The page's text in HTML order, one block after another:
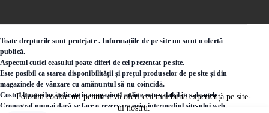
Folosim cookie-uri pentru a vă oferi cea mai bună experiență pe site-
ul nostru.
Toate drepturile sunt protejate . Informațiile de pe site nu sunt o ofertă
publică.
Aspectul cutiei ceasului poate diferi de cel prezentat pe site.
Este posibil ca starea disponibilității și prețul produselor de pe site și din
magazinele de vânzare cu amănuntul să nu coincidă.
Costul bunurilor indicate în magazinul online este valabil în saloanele
Cronograf numai dacă se face o rezervare prin intermediul site-ului web.